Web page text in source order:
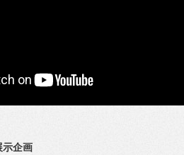
示企画